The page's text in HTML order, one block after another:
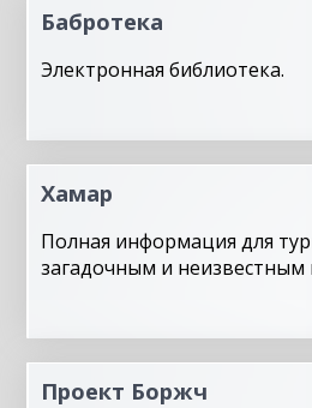
Бабротека
Электронная библиотека.
Хамар
Полная информация для
загадочным и неизвестным
Проект Боржч